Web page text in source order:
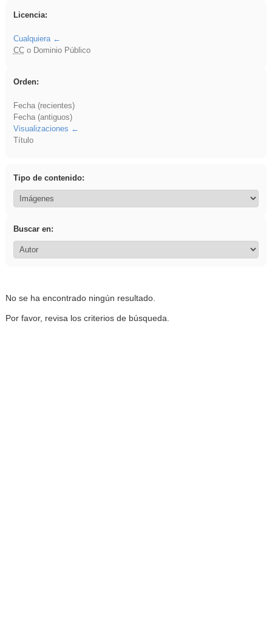
Licencia:
Cualquiera
CCo Dominio Público
Orden:
Fecha (recientes)
Fecha (antiguos)
Visualizaciones
Título
Tipo de contenido:
Buscar en:
No se ha encontrado ningún resultado.
Por favor, revisa los criterios de búsqueda.